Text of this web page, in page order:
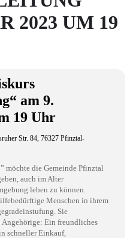
2023 UM 19
am 9.
19 Uhr
Str. 84, 76327 Pfinztal-
möchte die Gemeinde Pfinztal
auch im Alter
leben zu können.
Menschen in ihrem
Sie
Ein freundliches
schneller Einkauf,